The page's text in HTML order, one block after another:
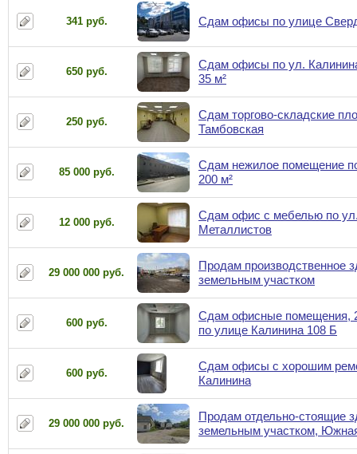
341 руб. Сдам офисы по улице
650 руб.
Сдам офисы по ул.
35 м²
250 руб.
Сдам торгово-складские
Тамбовская
85 000 руб.
Сдам нежилое помещение
200 м²
12 000 руб.
Сдам офис с мебелью по
Металлистов
29 000 000 руб.
Продам производственное
земельным участком
600 руб.
Сдам офисные помещения,
по улице Калинина 108 Б
600 руб.
Сдам офисы с хорошим
Калинина
29 000 000 руб.
Продам отдельно-стоящие
земельным участком,